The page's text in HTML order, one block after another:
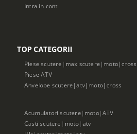
Intra in cont
TOP CATEGORII
Piese scutere|maxiscutere|moto|cross
Piese ATV
Anvelope scutere|atv|moto|cross
Acumulatori scutere|moto|ATV
Casti scutere|moto|atv